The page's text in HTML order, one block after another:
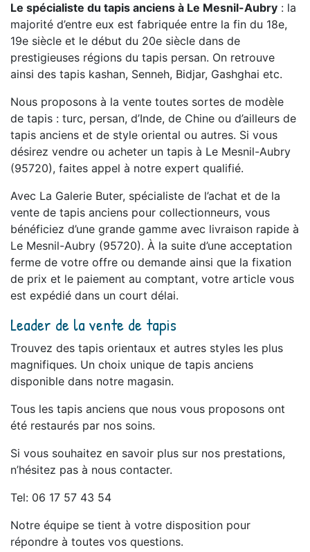
Le spécialiste du tapis anciens à Le Mesnil-Aubry : la
majorité d’entre eux est fabriquée entre la fin du 18e,
19e siècle et le début du 20e siècle dans de
prestigieuses régions du tapis persan. On retrouve
ainsi des tapis kashan, Senneh, Bidjar, Gashghai etc.
Nous proposons à la vente toutes sortes de modèle
de tapis : turc, persan, d’Inde, de Chine ou d’ailleurs de
tapis anciens et de style oriental ou autres. Si vous
désirez vendre ou acheter un tapis à Le Mesnil-Aubry
(95720), faites appel à notre expert qualifié.
Avec La Galerie Buter, spécialiste de l’achat et de la
vente de tapis anciens pour collectionneurs, vous
bénéficiez d’une grande gamme avec livraison rapide à
Le Mesnil-Aubry (95720). À la suite d’une acceptation
ferme de votre offre ou demande ainsi que la fixation
de prix et le paiement au comptant, votre article vous
est expédié dans un court délai.
Leader de la vente de tapis
Trouvez des tapis orientaux et autres styles les plus
magnifiques. Un choix unique de tapis anciens
disponible dans notre magasin.
Tous les tapis anciens que nous vous proposons ont
été restaurés par nos soins.
Si vous souhaitez en savoir plus sur nos prestations,
n’hésitez pas à nous contacter.
Tel: 06 17 57 43 54
Notre équipe se tient à votre disposition pour
répondre à toutes vos questions.